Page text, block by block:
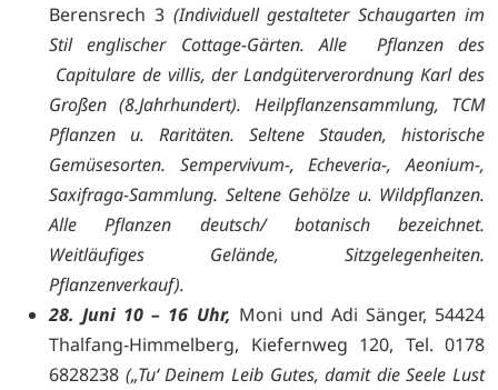
Berensrech 3 (Individuell gestalteter Schaugarten im
Stil englischer Cottage-Gärten. Alle Pflanzen des
Capitulare de villis, der Landgüterverordnung Karl des
Großen (8.Jahrhundert). Heilpflanzensammlung, TCM
Pflanzen u. Raritäten. Seltene Stauden, historische
Gemüsesorten. Sempervivum-, Echeveria-, Aeonium-,
Saxifraga-Sammlung. Seltene Gehölze u. Wildpflanzen.
Alle Pflanzen deutsch/ botanisch bezeichnet.
Weitläufiges Gelände, Sitzgelegenheiten.
Pflanzenverkauf).
28. Juni 10 – 16 Uhr, Moni und Adi Sänger, 54424
Thalfang-Himmelberg, Kiefernweg 120, Tel. 0178
6828238 („Tu‘ Deinem Leib Gutes, damit die Seele Lust